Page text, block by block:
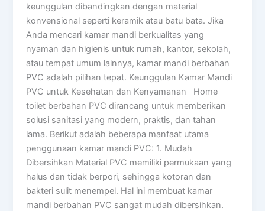
keunggulan dibandingkan dengan material
konvensional seperti keramik atau batu bata. Jika
Anda mencari kamar mandi berkualitas yang
nyaman dan higienis untuk rumah, kantor, sekolah,
atau tempat umum lainnya, kamar mandi berbahan
PVC adalah pilihan tepat. Keunggulan Kamar Mandi
PVC untuk Kesehatan dan Kenyamanan Home
toilet berbahan PVC dirancang untuk memberikan
solusi sanitasi yang modern, praktis, dan tahan
lama. Berikut adalah beberapa manfaat utama
penggunaan kamar mandi PVC: 1. Mudah
Dibersihkan Material PVC memiliki permukaan yang
halus dan tidak berpori, sehingga kotoran dan
bakteri sulit menempel. Hal ini membuat kamar
mandi berbahan PVC sangat mudah dibersihkan.